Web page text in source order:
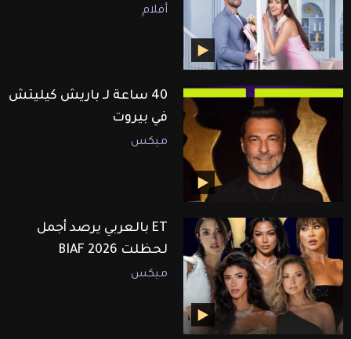
أفلام
40 ساعة لـ باريش كيليتش
في بيروت
ميكس
ET بالعربي يرصد أجمل
لحظلت BIAF 2026
ميكس